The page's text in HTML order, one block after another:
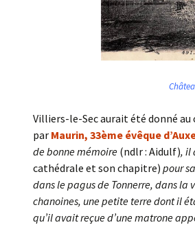
Villiers-le-Sec aurait été donné au
par Maurin, 33ème évêque
de bonne mémoire (ndlr : Aidulf), il
cathédrale et son chapitre) pour
dans le pagus de Tonnerre, dans
chanoines, une petite terre dont il
qu’il avait reçue d’une matrone